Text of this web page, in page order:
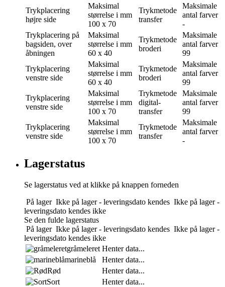
Trykplacering
højre side
Maksimal
størrelse i mm
100 x 70
Trykmetode
transfer
Maksimale
antal farver
-
Trykplacering på
bagsiden, over
åbningen
Maksimal
størrelse i mm
60 x 40
Trykmetode
broderi
Maksimale
antal farver
99
Trykplacering
venstre side
Maksimal
størrelse i mm
60 x 40
Trykmetode
broderi
Maksimale
antal farver
99
Trykplacering
venstre side
Maksimal
størrelse i mm
100 x 70
Trykmetode
digital-
transfer
Maksimale
antal farver
99
Trykplacering
venstre side
Maksimal
størrelse i mm
100 x 70
Trykmetode
transfer
Maksimale
antal farver
-
Lagerstatus
Se lagerstatus ved at klikke på knappen forneden
På lager Ikke på lager - leveringsdato kendes Ikke på lager -
leveringsdato kendes ikke
Se den fulde lagerstatus
På lager Ikke på lager - leveringsdato kendes Ikke på lager -
leveringsdato kendes ikke
gråmeleret Henter data...
marineblå
Henter data...
Rød
Henter data...
Sort
Henter data...